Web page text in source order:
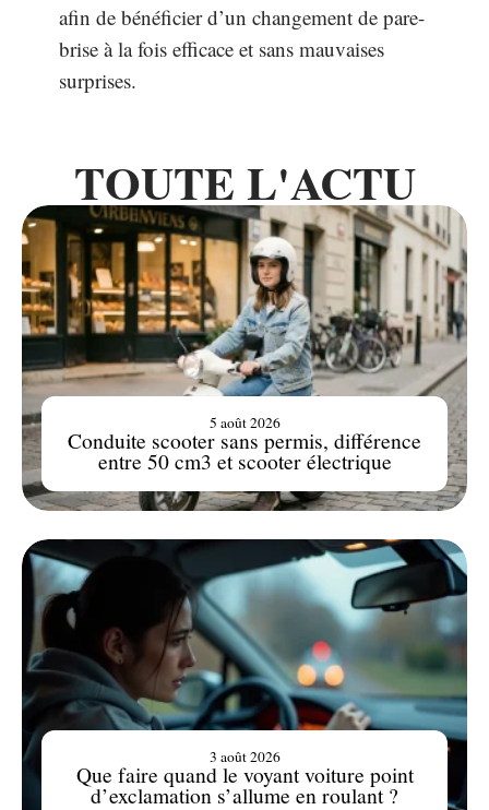
afin de bénéficier d’un changement de pare-
brise à la fois efficace et sans mauvaises
surprises.
TOUTE L'ACTU
Conduite scooter sans permis, différence
entre 50 cm3 et scooter électrique
5 août 2026
Que faire quand le voyant voiture point
d’exclamation s’allume en roulant ?
3 août 2026